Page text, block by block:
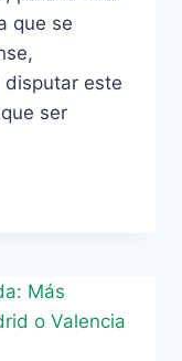
que se
este
ser